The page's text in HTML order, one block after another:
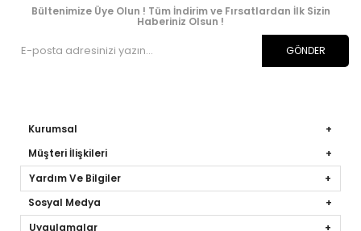
Bültenimize Üye Olun ! Tüm İndirim ve Fırsatlardan İlk Sizin
Haberiniz Olsun !
GÖNDER
Kurumsal
Müşteri İlişkileri
Yardım Ve Bilgiler
Sosyal Medya
Uygulamalar